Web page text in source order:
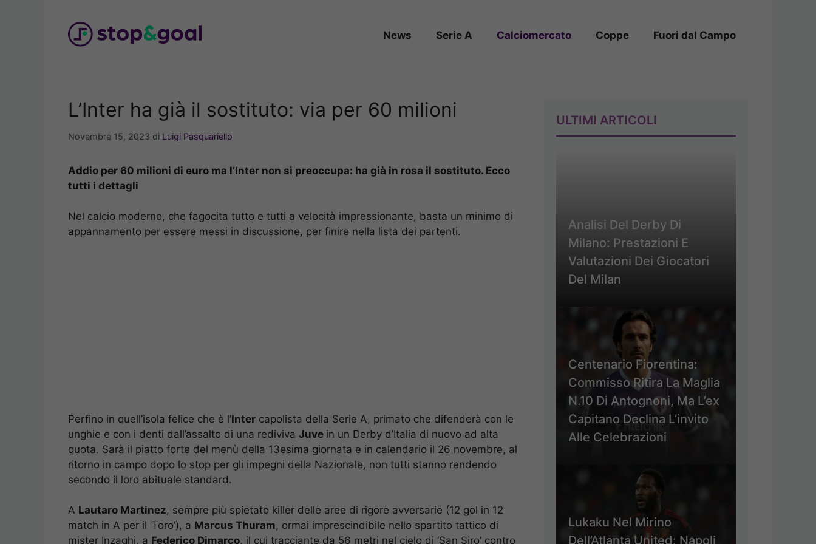
News Serie A Calciomercato Coppe Fuori dal Campo
L’Inter ha già il sostituto: via per 60 milioni
Novembre 15, 2023 di Luigi Pasquariello
Addio per 60 milioni di euro ma l’Inter non si preoccupa: ha già in rosa il sostituto. Ecco
tutti i dettagli
Nel calcio moderno, che fagocita tutto e tutti a velocità impressionante, basta un minimo di
appannamento per essere messi in discussione, per finire nella lista dei partenti.
Perfino in quell’isola felice che è l’Inter capolista della Serie A, primato che difenderà con le
unghie e con i denti dall’assalto di una rediviva Juve in un Derby d’Italia di nuovo ad alta
quota. Sarà il piatto forte del menù della 13esima giornata e in calendario il 26 novembre, al
ritorno in campo dopo lo stop per gli impegni della Nazionale, non tutti stanno rendendo
secondo il loro abituale standard.
A Lautaro Martinez, sempre più spietato killer delle aree di rigore avversarie (12 gol in 12
match in A per il ‘Toro’), a Marcus Thuram, ormai imprescindibile nello spartito tattico di
mister Inzaghi, a Federico Dimarco, il cui tracciante da 56 metri nel cielo di ‘San Siro’ contro
ULTIMI ARTICOLI
Analisi Del Derby Di
Milano: Prestazioni E
Valutazioni Dei Giocatori
Del Milan
Centenario Fiorentina:
Commisso Ritira La Maglia
N.10 Di Antognoni, Ma L’ex
Capitano Declina L’invito
Alle Celebrazioni
Lukaku Nel Mirino
Dell’Atlanta United: Napoli